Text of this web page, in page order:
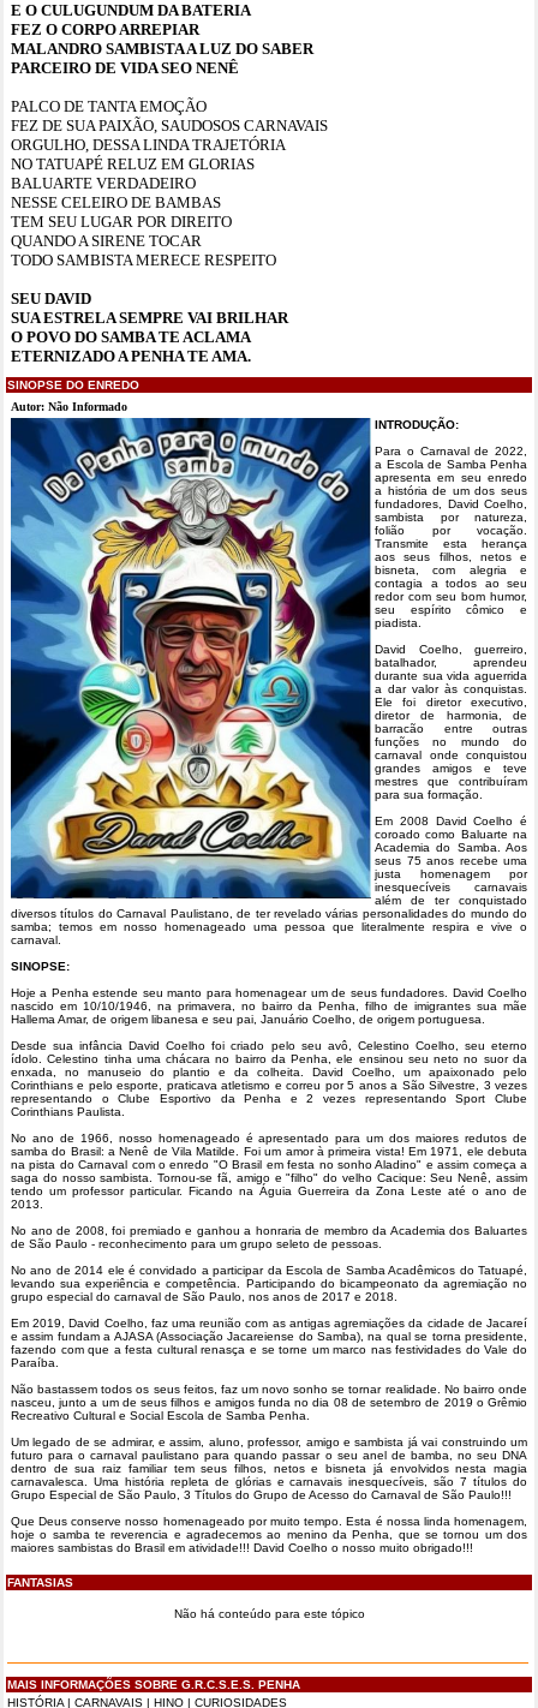
E O CULUGUNDUM DA BATERIA
FEZ O CORPO ARREPIAR
MALANDRO SAMBISTA A LUZ DO SABER
PARCEIRO DE VIDA SEO NENÊ
PALCO DE TANTA EMOÇÃO
FEZ DE SUA PAIXÃO, SAUDOSOS CARNAVAIS
ORGULHO, DESSA LINDA TRAJETÓRIA
NO TATUAPÉ RELUZ EM GLORIAS
BALUARTE VERDADEIRO
NESSE CELEIRO DE BAMBAS
TEM SEU LUGAR POR DIREITO
QUANDO A SIRENE TOCAR
TODO SAMBISTA MERECE RESPEITO
SEU DAVID
SUA ESTRELA SEMPRE VAI BRILHAR
O POVO DO SAMBA TE ACLAMA
ETERNIZADO A PENHA TE AMA.
SINOPSE DO ENREDO
Autor: Não Informado
INTRODUÇÃO:
Para o Carnaval de 2022,
a Escola de Samba Penha
apresenta em seu enredo
a história de um dos seus
fundadores, David Coelho,
sambista por natureza,
folião por vocação.
Transmite esta herança
aos seus filhos, netos e
bisneta, com alegria e
contagia a todos ao seu
redor com seu bom humor,
seu espírito cômico e
piadista.
David Coelho, guerreiro,
batalhador, aprendeu
durante sua vida aguerrida
a dar valor às conquistas.
Ele foi diretor executivo,
diretor de harmonia, de
barracão entre outras
funções no mundo do
carnaval onde conquistou
grandes amigos e teve
mestres que contribuíram
para sua formação.
Em 2008 David Coelho é
coroado como Baluarte na
Academia do Samba. Aos
seus 75 anos recebe uma
justa homenagem por
inesquecíveis carnavais
além de ter conquistado
diversos títulos do Carnaval Paulistano, de ter revelado várias personalidades do mundo do
samba; temos em nosso homenageado uma pessoa que literalmente respira e vive o
carnaval.
SINOPSE:
Hoje a Penha estende seu manto para homenagear um de seus fundadores. David Coelho
nascido em 10/10/1946, na primavera, no bairro da Penha, filho de imigrantes sua mãe
Hallema Amar, de origem libanesa e seu pai, Januário Coelho, de origem portuguesa.
Desde sua infância David Coelho foi criado pelo seu avô, Celestino Coelho, seu eterno
ídolo. Celestino tinha uma chácara no bairro da Penha, ele ensinou seu neto no suor da
enxada, no manuseio do plantio e da colheita. David Coelho, um apaixonado pelo
Corinthians e pelo esporte, praticava atletismo e correu por 5 anos a São Silvestre, 3 vezes
representando o Clube Esportivo da Penha e 2 vezes representando Sport Clube
Corinthians Paulista.
No ano de 1966, nosso homenageado é apresentado para um dos maiores redutos de
samba do Brasil: a Nenê de Vila Matilde. Foi um amor à primeira vista! Em 1971, ele debuta
na pista do Carnaval com o enredo "O Brasil em festa no sonho Aladino" e assim começa a
saga do nosso sambista. Tornou-se fã, amigo e "filho" do velho Cacique: Seu Nenê, assim
tendo um professor particular. Ficando na Águia Guerreira da Zona Leste até o ano de
2013.
No ano de 2008, foi premiado e ganhou a honraria de membro da Academia dos Baluartes
de São Paulo - reconhecimento para um grupo seleto de pessoas.
No ano de 2014 ele é convidado a participar da Escola de Samba Acadêmicos do Tatuapé,
levando sua experiência e competência. Participando do bicampeonato da agremiação no
grupo especial do carnaval de São Paulo, nos anos de 2017 e 2018.
Em 2019, David Coelho, faz uma reunião com as antigas agremiações da cidade de Jacareí
e assim fundam a AJASA (Associação Jacareiense do Samba), na qual se torna presidente,
fazendo com que a festa cultural renasça e se torne um marco nas festividades do Vale do
Paraíba.
Não bastassem todos os seus feitos, faz um novo sonho se tornar realidade. No bairro onde
nasceu, junto a um de seus filhos e amigos funda no dia 08 de setembro de 2019 o Grêmio
Recreativo Cultural e Social Escola de Samba Penha.
Um legado de se admirar, e assim, aluno, professor, amigo e sambista já vai construindo um
futuro para o carnaval paulistano para quando passar o seu anel de bamba, no seu DNA
dentro de sua raiz familiar tem seus filhos, netos e bisneta já envolvidos nesta magia
carnavalesca. Uma história repleta de glórias e carnavais inesquecíveis, são 7 títulos do
Grupo Especial de São Paulo, 3 Títulos do Grupo de Acesso do Carnaval de São Paulo!!!
Que Deus conserve nosso homenageado por muito tempo. Esta é nossa linda homenagem,
hoje o samba te reverencia e agradecemos ao menino da Penha, que se tornou um dos
maiores sambistas do Brasil em atividade!!! David Coelho o nosso muito obrigado!!!
FANTASIAS
Não há conteúdo para este tópico
MAIS INFORMAÇÕES SOBRE G.R.C.S.E.S. PENHA
HISTÓRIA | CARNAVAIS | HINO | CURIOSIDADES